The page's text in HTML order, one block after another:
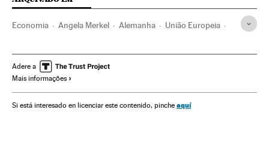
Economia Angela Merkel Alemanha União Europeia
Crisis económica coronavirus covid-19
Comissão Europeia
Economia europeia Crise econômica
Adere a
Mais informações
Si está interesado en licenciar este contenido, pinche aquí